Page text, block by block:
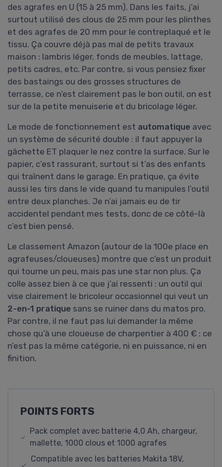
des agrafes en U (15 à 25 mm). Dans les faits, j’ai
surtout utilisé des clous de 25 mm pour les plinthes
et des agrafes de 20 mm pour le contreplaqué et le
tissu. Ça couvre déjà pas mal de petits travaux
maison : lambris léger, fonds de meubles, lattage,
petits cadres, etc. Par contre, si vous pensiez fixer
des bastaings ou des grosses structures de
terrasse, ce n’est clairement pas le bon outil, on est
sur de la petite menuiserie et du bricolage léger.
Le mode de fonctionnement est automatique avec
un système de sécurité double : il faut appuyer la
gâchette ET plaquer le nez contre la surface. Sur le
papier, c’est rassurant, surtout si t’as des enfants
qui traînent dans le garage. En pratique, ça évite
aussi les tirs dans le vide quand tu manipules l’outil
entre deux planches. Je n’ai jamais eu de tir
accidentel pendant mes tests, donc de ce côté-là
c’est bien pensé.
Le classement Amazon (autour de la 100e place en
agrafeuses/cloueuses) montre que c’est un produit
qui tourne un peu, mais pas une star non plus. Ça
colle assez bien à ce que j’ai ressenti : un outil qui
vise clairement le bricoleur occasionnel qui veut un
2-en-1 pratique sans se ruiner dans du matos pro.
Par contre, il ne faut pas lui demander la même
chose qu’à une cloueuse de charpentier à 400 € : ce
n’est pas la même catégorie, ni en puissance, ni en
finition.
POINTS FORTS
Pack complet avec batterie 4,0 Ah, chargeur,
mallette, 1000 clous et 1000 agrafes
Compatible avec les batteries Makita 18V,